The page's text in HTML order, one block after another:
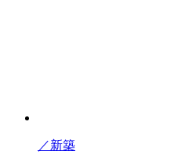
／新築